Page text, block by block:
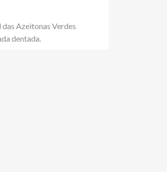
Azeitonas Verdes
dentada.